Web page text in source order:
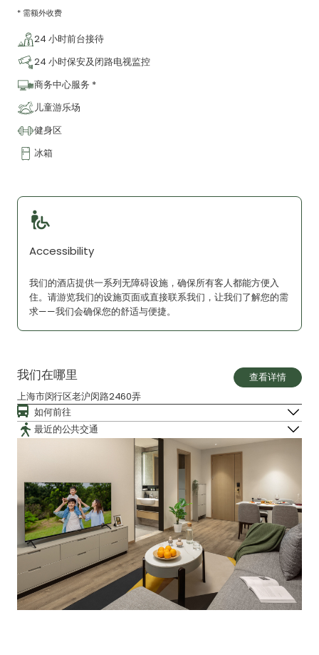
* 需额外收费
24 小时前台接待
24 小时保安及闭路电视监控
商务中心服务 *
儿童游乐场
健身区
冰箱
Accessibility
我们的酒店提供一系列无障碍设施，确保所有客人都能方便入
住。请游览我们的设施页面或直接联系我们，让我们了解您的需
求——我们会确保您的舒适与便捷。
我们在哪里
查看详情
上海市闵行区老沪闵路2460弄
如何前往
最近的公共交通